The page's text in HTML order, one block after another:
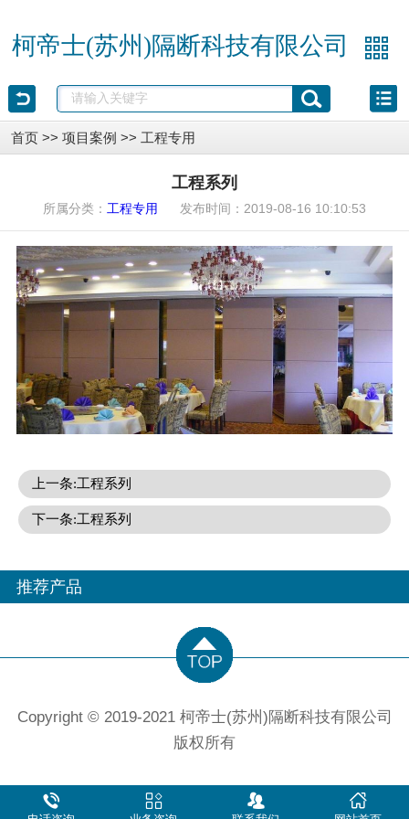
柯帝士(苏州)隔断科技有限公司
首页 >> 项目案例 >> 工程专用
工程系列
所属分类： 工程专用 发布时间：2019-08-16 10:10:53
上一条:工程系列
下一条:工程系列
推荐产品
Copyright © 2019-2021 柯帝士(苏州)隔断科技有限公司
版权所有